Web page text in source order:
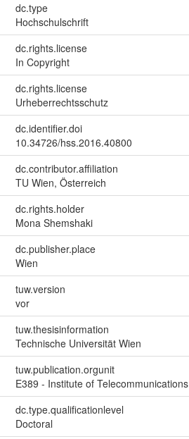
dc.type
Hochschulschrift
dc.rights.license
In Copyright
dc.rights.license
Urheberrechtsschutz
dc.identifier.doi
10.34726/hss.2016.40800
dc.contributor.affiliation
TU Wien, Österreich
dc.rights.holder
Mona Shemshaki
dc.publisher.place
Wien
tuw.version
vor
tuw.thesisinformation
Technische Universität Wien
tuw.publication.orgunit
E389 - Institute of Telecommunications
dc.type.qualificationlevel
Doctoral